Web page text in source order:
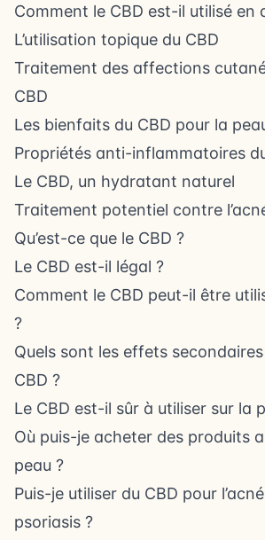
Comment le CBD est-il utilisé en
L’utilisation topique du CBD
Traitement des affections
CBD
Les bienfaits du CBD pour la
Propriétés anti-inflammatoires
Le CBD, un hydratant naturel
Traitement potentiel contre
Qu’est-ce que le CBD ?
Le CBD est-il légal ?
Comment le CBD peut-il être
?
Quels sont les effets
CBD ?
Le CBD est-il sûr à utiliser sur la
Où puis-je acheter des produits
peau ?
Puis-je utiliser du CBD pour
psoriasis ?